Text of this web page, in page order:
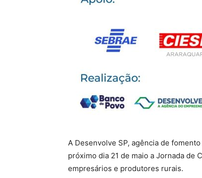
A Desenvolve SP, agência de
próximo dia 21 de maio a Jornada de
empresários e produtores rurais.